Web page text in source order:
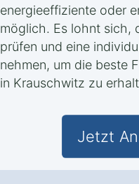
energieeffiziente oder
möglich. Es lohnt sich,
prüfen und eine
nehmen, um die beste
in Krauschwitz zu
Jetzt